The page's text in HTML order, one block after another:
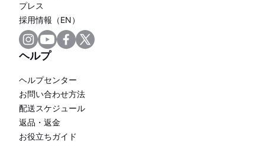
プレス
採用情報（EN）
ヘルプ
ヘルプセンター
お問い合わせ方法
配送スケジュール
返品・返金
お役立ちガイド